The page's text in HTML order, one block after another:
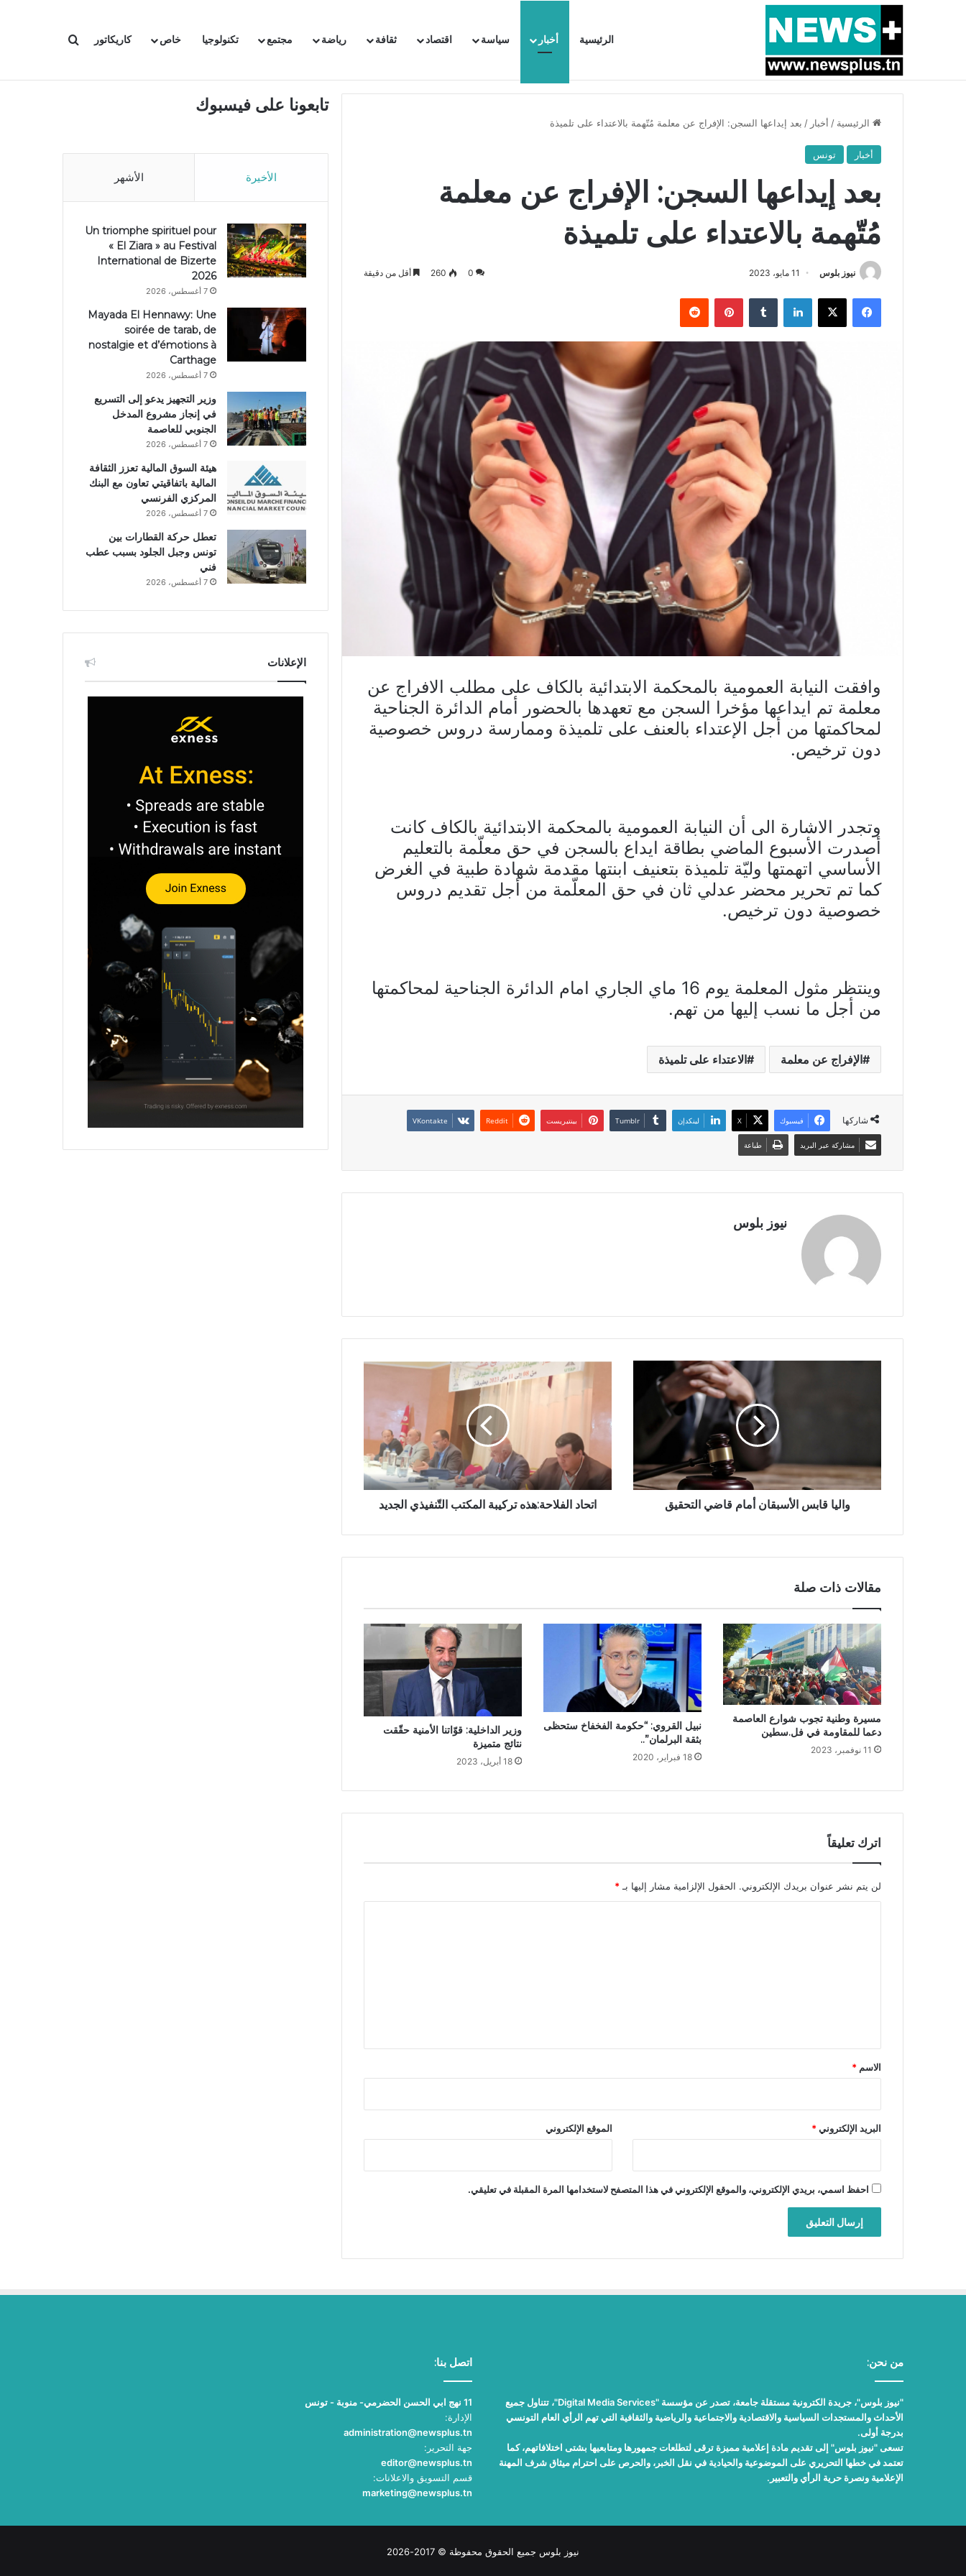
الرئيسية أخبار سياسة اقتصاد ثقافة رياضة مجتمع تكنولوجيا خاص كاريكاتور بحث عن
أخبار عاجلة بسبب المرزوقي وبتكليف من سعيّد: الخارجية تستدعي السفيرة الفرنسية بتونس وتبلغها احتجاجا شديد اللهجة !!
الرئيسية / أخبار / بعد إيداعها السجن: الإفراج عن معلمة مُتّهمة بالاعتداء على تلميذة
أخبار تونس
بعد إيداعها السجن: الإفراج عن معلمة
مُتّهمة بالاعتداء على تلميذة
نيوز بلوس 11 مايو، 2023 0
260 أقل من دقيقة
فيسبوك X لينكدإن بينتيريست
وافقت النيابة العمومية بالمحكمة الابتدائية بالكاف على مطلب الافراج عن
معلمة تم ايداعها مؤخرا السجن مع تعهدها بالحضور أمام الدائرة الجناحية
لمحاكمتها من أجل الإعتداء بالعنف على تلميذة وممارسة دروس خصوصية
دون ترخيص.
وتجدر الاشارة الى أن النيابة العمومية بالمحكمة الابتدائية بالكاف كانت
أصدرت الأسبوع الماضي بطاقة ايداع بالسجن في حق معلّمة بالتعليم
الأساسي اتهمتها وليّة تلميذة بتعنيف ابنتها مقدمة شهادة طبية في الغرض
كما تم تحرير محضر عدلي ثان في حق المعلّمة من أجل تقديم دروس
خصوصية دون ترخيص.
وينتظر مثول المعلمة يوم 16 ماي الجاري امام الدائرة الجناحية لمحاكمتها
من أجل ما نسب إليها من تهم.
الإفراج عن معلمة الاعتداء على تلميذة
شاركها فيسبوك X لينكدإن بينتيريست
مشاركة عبر البريد طباعة
نيوز بلوس
واليا قابس الأسبقان أمام قاضي التحقيق اتحاد الفلاحة:هذه تركيبة المكتب التّنفيذي الجديد
مقالات ذات صلة
مسيرة وطنية تجوب شوارع العاصمة
دعما للمقاومة في فل.سطين
11 نوفمبر، 2023
نبيل القروي: “حكومة الفخفاخ ستحظى
بثقة البرلمان”..
18 فبراير، 2020
وزير الداخلية: قوّاتنا الأمنية حقّقت
نتائج متميزة
18 أبريل، 2023
اترك تعليقاً
لن يتم نشر عنوان بريدك الإلكتروني. الحقول الإلزامية مشار إليها بـ *
*
الاسم *
البريد الإلكتروني* الموقع الإلكتروني
احفظ اسمي، بريدي الإلكتروني، والموقع الإلكتروني في هذا المتصفح لاستخدامها المرة المقبلة في تعليقي.
تابعونا على فيسبوك
الأخيرة الأشهر
Un triomphe spirituel pour
« El Ziara » au Festival
International de Bizerte
2026
7 أغسطس، 2026
Mayada El Hennawy: Une
soirée de tarab, de
nostalgie et d’émotions à
Carthage
7 أغسطس، 2026
وزير التجهيز يدعو إلى التسريع
في إنجاز مشروع المدخل
الجنوبي للعاصمة
7 أغسطس، 2026
هيئة السوق المالية تعزز الثقافة
المالية باتفاقيتي تعاون مع البنك
المركزي الفرنسي
7 أغسطس، 2026
تعطل حركة القطارات بين
تونس وجبل الجلود بسبب عطب
فني
7 أغسطس، 2026
الإعلانات
من نحن:
"نيوز بلوس"، جريدة الكترونية مستقلة جامعة، تصدر عن مؤسسة "Digital Media Services"، تتناول جميع
الأحداث والمستجدات السياسية والاقتصادية والاجتماعية والرياضية والثقافية التي تهم الرأي العام التونسي
بدرجة أولى.
تسعى "نيوز بلوس" إلى تقديم مادة إعلامية مميزة ترقى لتطلعات جمهورها ومتابعيها بشتى اختلافاتهم، كما
تعتمد في خطها التحريري على الموضوعية والحيادية في نقل الخبر، والحرص على احترام ميثاق شرف المهنة
الإعلامية ونصرة حرية الرأي والتعبير.
اتصل بنا:
11 نهج ابي الحسن الحضرمي- منوبة - تونس
الإدارة:
administration@newsplus.tn
جهة التحرير:
editor@newsplus.tn
قسم التسويق والاعلانات:
marketing@newsplus.tn
نيوز بلوس جميع الحقوق محفوظة © 2017-2026